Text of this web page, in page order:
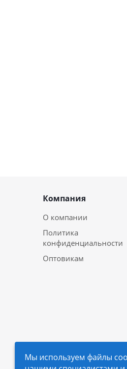
Компания
О компании
Политика
конфиденциальности
Оптовикам
Мы используем файлы